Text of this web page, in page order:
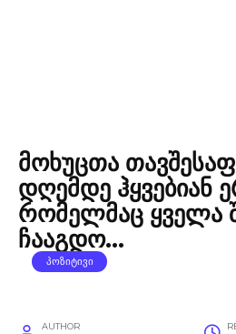
მოხუცთა
დღემდე ჰყვებიან
რომელმაც ყველა
ჩააგდო…
ᲞᲝᲖᲘᲢᲘᲕᲘ
AUTHOR